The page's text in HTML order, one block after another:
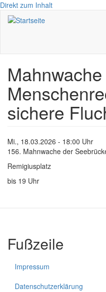
Direkt zum Inhalt
sichere
Mi., 18.03.2026 - 18:00 Uhr
156. Mahnwache der
Remigiusplatz
bis 19 Uhr
Fußzeile
Impressum
Datenschutzerklärung